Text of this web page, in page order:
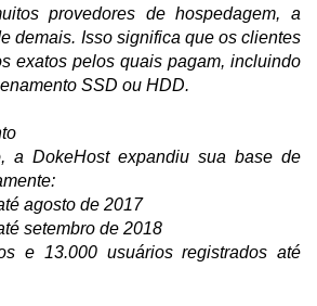
provedores de hospedagem, a
demais. Isso significa que os clientes
exatos pelos quais pagam, incluindo
SSD ou HDD.
a DokeHost expandiu sua base de
agosto de 2017
setembro de 2018
e 13.000 usuários registrados até